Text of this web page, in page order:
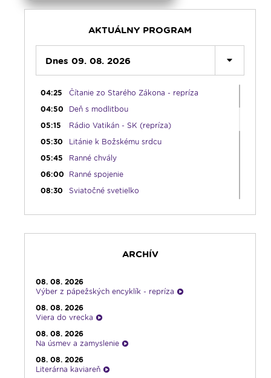
AKTUÁLNY PROGRAM
Dnes 09. 08. 2026
00:30 Večera u Slováka - repríza
Pútnický víkend - repríza
02:00 História a my - repríza
03:00
Pod vankúš
04:00 Slávnostný ruženec
04:25
Čítanie zo Starého Zákona - repríza
04:50
Deň s modlitbou
05:15
Rádio Vatikán - SK (repríza)
05:30
Litánie k Božskému srdcu
05:45
Ranné chvály
06:00
Ranné spojenie
08:30
Sviatočné svetielko
Hudobný aperitív
13:00
Rozhlasová hra
14:00
Vyznania
15:00
Korunka Božieho milosrdenstva - Hodina
milosrdenstva
15:30
Svetlo nádeje
16:00
Piesne na želanie
ARCHÍV
08. 08. 2026
Výber z pápežských encyklík - repríza
08. 08. 2026
Viera do vrecka
08. 08. 2026
Na úsmev a zamyslenie
08. 08. 2026
Literárna kaviareň